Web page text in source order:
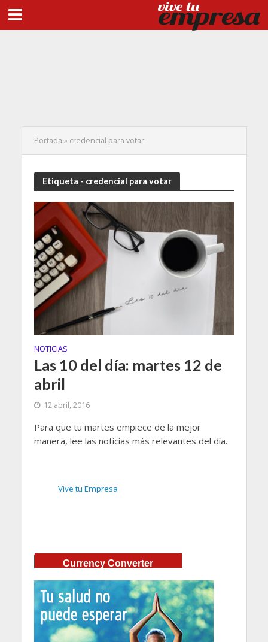
Portada » credencial para votar
Etiqueta - credencial para votar
NOTICIAS
Las 10 del día: martes 12 de
abril
12 abril, 2016
Para que tu martes empiece de la mejor
manera, lee las noticias más relevantes del día.
Vive tu Empresa
Currency Converter